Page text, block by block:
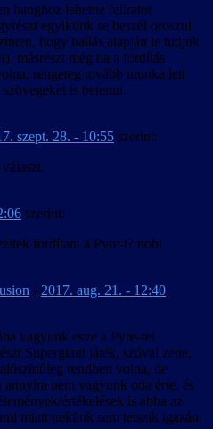
hanghoz lehetne feliratot
egyikünk se beszél oroszul
hogy hallás alapján le tudjuk
másrészt még ha a fordítás
rengeteg tovább munka lett
is betenni.
szept. 28. - 10:55 szerint:
szerint:
fordítani a Pyre-t? nobi
- 2017. aug. 21. - 12:40
vagyunk esve a Pyre-rel
Supergiant játék, szóval zene,
rendben volna, de
annyira nem vagyunk oda érte, és
értékelések is abba az
miatt nekünk sem tetszik igazán.